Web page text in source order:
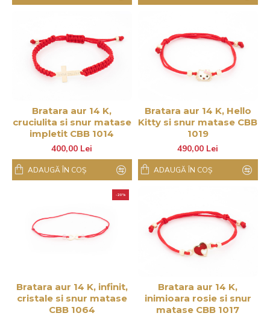
Bratara aur 14 K,
cruciulita si snur matase
impletit CBB 1014
400,00 Lei
ADAUGĂ ÎN COŞ
Bratara aur 14 K, Hello
Kitty si snur matase CBB
1019
490,00 Lei
ADAUGĂ ÎN COŞ
-20%
Bratara aur 14 K, infinit,
cristale si snur matase
CBB 1064
Bratara aur 14 K,
inimioara rosie si snur
matase CBB 1017